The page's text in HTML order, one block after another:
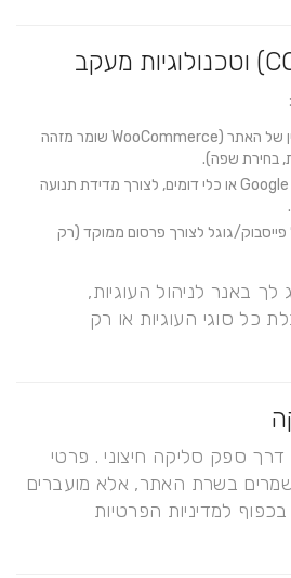
לתפעול תקין של האתר (WooCommerce שומר מזהה
בחירת שפה).
Google Analytics או כלי דומים, לצורך מדידת תנועה
גוגל לצורך פרסום ממוקד (רק
באנר לניהול העוגיות,
כל סוגי העוגיות או רק
ספק סליקה חיצוני . פרטי
בשרת האתר, אלא מועברים
למדיניות הפרטיות